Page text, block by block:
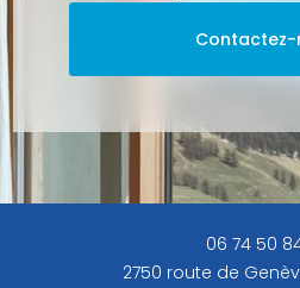
Contactez-
06 74 50
2750 route de